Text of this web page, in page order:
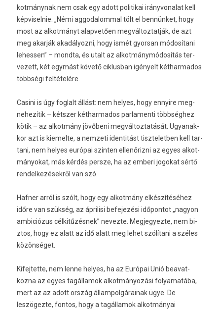
kot­mánynak nem csak egy adott politikai ir­ányvonalat kell
kép­visel­nie. „Némi ag­godalomm­al tölt el bennünket, hogy
most az al­kot­mányt al­ap­vető­en meg­változ­tatják, de azt
meg akarják akadályoz­ni, hogy ismét gyor­san módosítani
lehess­en” – mondta, és utalt az al­kot­mánymódosítás ter­
vezett, két egymást követő cik­lusban igényelt két­harmados
többségi feltételére.
Casini is úgy fog­lalt állást: nem helyes, hogy en­nyire meg­
nehezítik – kétszer két­harmados par­lamen­ti többséghez
kötik – az al­kot­mány jövőbeni meg­változ­tatását. Ugyanak­
kor azt is kiemel­te, a nem­zeti iden­titást tiszteletb­en kell tar­
tani, nem helyes európai szint­en ellenőrizni az egyes al­kot­
mányokat, más kérdés per­sze, ha az em­beri jogokat sértő
re­ndel­kezések­ről van szó.
Hafn­er arról is szólt, hogy egy al­kot­mány elkészítéséhez
időre van szükség, az áprilisi be­fejezési időpon­tot „nagyon
am­biciózus célkitűzésnek” nevez­te. Meg­jegyez­te, nem bi­
ztos, hogy ez alatt az idő alatt meg lehet szólítani a széles
közönséget.
Kifej­tette, nem lenne helyes, ha az Európai Unió be­avat­
kozna az egyes tagál­lamok al­kot­mányozási folyamatába,
mert az az adott ország állam­polgárainak ügye. De
leszögezte, fon­tos, hogy a tagál­lamok al­kot­mányai